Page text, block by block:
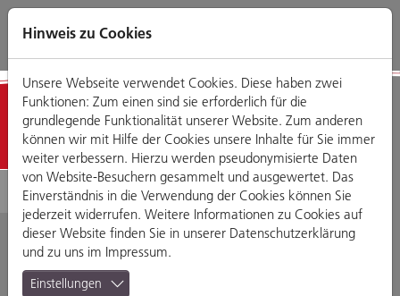
Direkt
zum
Zum
Hauptmenü
Zum
Footermenü
Zur
Website-
Detailansicht
Cafe Spital
Hinweis zu Cookies
Unsere Webseite verwendet Cookies. Diese haben zwei
Funktionen: Zum einen sind sie erforderlich für die
grundlegende Funktionalität unserer Website. Zum anderen
können wir mit Hilfe der Cookies unsere Inhalte für Sie immer
weiter verbessern. Hierzu werden pseudonymisierte Daten
von Website-Besuchern gesammelt und ausgewertet. Das
Einverständnis in die Verwendung der Cookies können Sie
jederzeit widerrufen. Weitere Informationen zu Cookies auf
dieser Website finden Sie in unserer Datenschutzerklärung
und zu uns im Impressum.
Einstellungen